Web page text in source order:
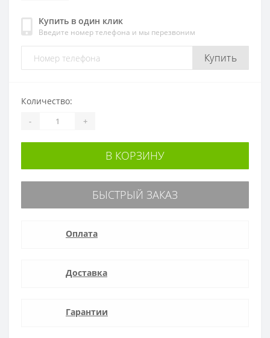
Купить в один клик
Введите номер телефона и мы перезвоним
Купить
Количество:
- +
В КОРЗИНУ
БЫСТРЫЙ ЗАКАЗ
Оплата
Доставка
Гарантии